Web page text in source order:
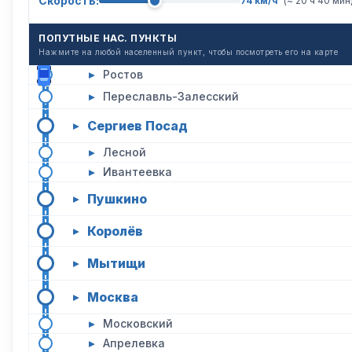
ПОПУТНЫЕ НАС. ПУНКТЫ
Нажмите на любой населенный пункт, чтобы посмотреть его на карте
▸
Ростов
▸
Переславль-Залесский
▸ Сергиев Посад
▸
Лесной
▸
Ивантеевка
▸
Пушкино
▸ Королёв
▸ Мытищи
▸ Москва
▸
Московский
▸
Апрелевка